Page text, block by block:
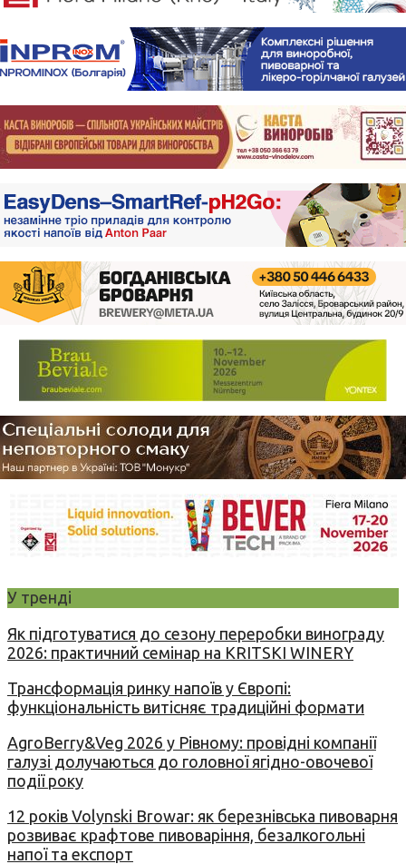
У тренді
Як підготуватися до сезону переробки винограду
2026: практичний семінар на KRITSKI WINERY
Трансформація ринку напоїв у Європі:
функціональність витісняє традиційні формати
AgroBerry&Veg 2026 у Рівному: провідні компанії
галузі долучаються до головної ягідно-овочевої
події року
12 років Volynski Browar: як березнівська пивоварня
розвиває крафтове пивоваріння, безалкогольні
напої та експорт